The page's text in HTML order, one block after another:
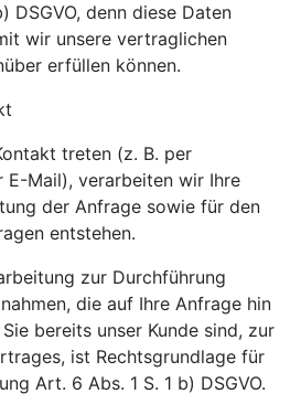
DSGVO, denn diese Daten
wir unsere vertraglichen
erfüllen können.
treten (z. B. per
Mail), verarbeiten wir Ihre
der Anfrage sowie für den
entstehen.
zur Durchführung
die auf Ihre Anfrage hin
bereits unser Kunde sind, zur
ist Rechtsgrundlage für
Art. 6 Abs. 1 S. 1 b) DSGVO.